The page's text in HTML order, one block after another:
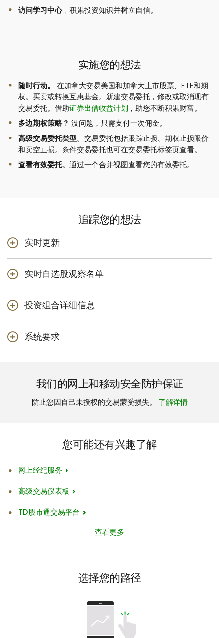
访问学习中心，积累投资知识并树立自信。
实施您的想法
随时行动。
在加拿大交易美国和加拿大上市股票、ETF和期
权。买卖或转换互惠基金。新建交易委托，修改或取消现有
交易委托。借助证券出借收益计划 ，助您不断积累财富。
多边期权策略？ 没问题，只需支付一次佣金。
高级交易委托类型。交易委托包括跟踪止损、期权止损限价
和卖空止损。条件交易委托也可在交易委托标签页查看。
查看有效委托。通过一个合并视图查看您的有效委托。
追踪您的想法
实时更新
证券。您可通过设备直接获取有关价格和交易量的实时
动态
网上经纪服务与TD App之间顺畅整合
实时自选股观察名单
现
投资组合详细信息
系统要求
iOS 9或更高版本
AndroidTM
Android和Google Play均为Google Inc.商标。
我们的网上和移动安全防护保证
防止您因自己未授权的交易蒙受损失。 了解详情
您可能还有兴趣了解
网上经纪服务
高级交易仪表板
TD股市通交易平台
查看更多
选择您的路径